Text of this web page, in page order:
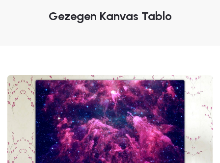
Gezegen Kanvas Tablo